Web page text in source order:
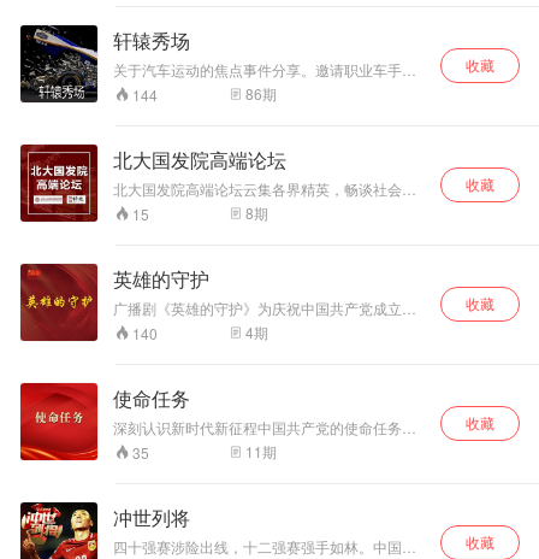
点研究基地 -- 上海师范大学都市文化研究中心提
供指导。本节目是 2021 年上海市 “ 中国好 网民
礼赞建党百年 ” 系列活动项目之一。
轩辕秀场
关于汽车运动的焦点事件分享。邀请职业车手、
专职记者、行业大咖共同探讨。
144 86期
收藏
北大国发院高端论坛
北大国发院高端论坛云集各界精英，畅谈社会热
点。15 8期
收藏
英雄的守护
广播剧《英雄的守护》为庆祝中国共产党成立
100周年优秀广播剧展播活动推荐剧目，由湖北
省委宣传部与重庆市委宣传部联合报送。
140 4期
收藏
使命任务
深刻认识新时代新征程中国共产党的使命任务
（稿源：学习强国网）
35 11期
收藏
冲世列将
四十强赛涉险出线，十二强赛强手如林。中国国
收藏